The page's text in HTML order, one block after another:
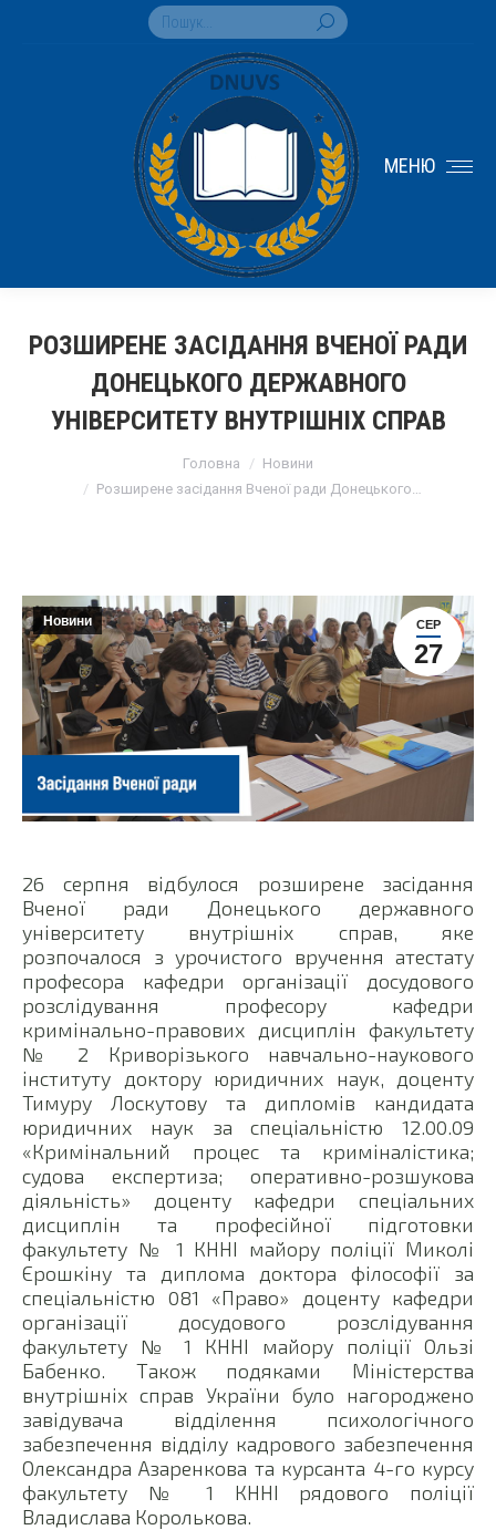
Search:
МЕНЮ
РОЗШИРЕНЕ ЗАСІДАННЯ ВЧЕНОЇ РАДИ
ДОНЕЦЬКОГО ДЕРЖАВНОГО
УНІВЕРСИТЕТУ ВНУТРІШНІХ СПРАВ
Головна
Новини
Розширене засідання Вченої ради Донецького…
СЕР
27
Новини
26 серпня відбулося розширене засідання
Вченої ради Донецького державного
університету внутрішніх справ, яке
розпочалося з урочистого вручення атестату
професора кафедри організації досудового
розслідування професору кафедри
кримінально-правових дисциплін факультету
№ 2 Криворізького навчально-наукового
інституту доктору юридичних наук, доценту
Тимуру Лоскутову та дипломів кандидата
юридичних наук за спеціальністю 12.00.09
«Кримінальний процес та криміналістика;
судова експертиза; оперативно-розшукова
діяльність» доценту кафедри спеціальних
дисциплін та професійної підготовки
факультету № 1 КННІ майору поліції Миколі
Єрошкіну та диплома доктора філософії за
спеціальністю 081 «Право» доценту кафедри
організації досудового розслідування
факультету № 1 КННІ майору поліції Ользі
Бабенко. Також подяками Міністерства
внутрішніх справ України було нагороджено
завідувача відділення психологічного
забезпечення відділу кадрового забезпечення
Олександра Азаренкова та курсанта 4-го курсу
факультету № 1 КННІ рядового поліції
Владислава Королькова.